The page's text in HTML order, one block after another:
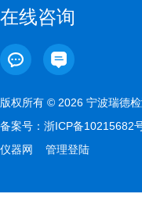
在线咨询
版权所有 © 2026 宁波瑞德
备案号： 浙ICP备10215682
仪器网
管理登陆